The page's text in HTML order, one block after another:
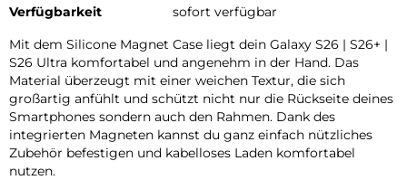
Verfügbarkeit
sofort verfügbar
Mit dem Silicone Magnet Case liegt dein Galaxy S26 | S26+ |
S26 Ultra komfortabel und angenehm in der Hand. Das
Material überzeugt mit einer weichen Textur, die sich
großartig anfühlt und schützt nicht nur die Rückseite deines
Smartphones sondern auch den Rahmen. Dank des
integrierten Magneten kannst du ganz einfach nützliches
Zubehör befestigen und kabelloses Laden komfortabel
nutzen.